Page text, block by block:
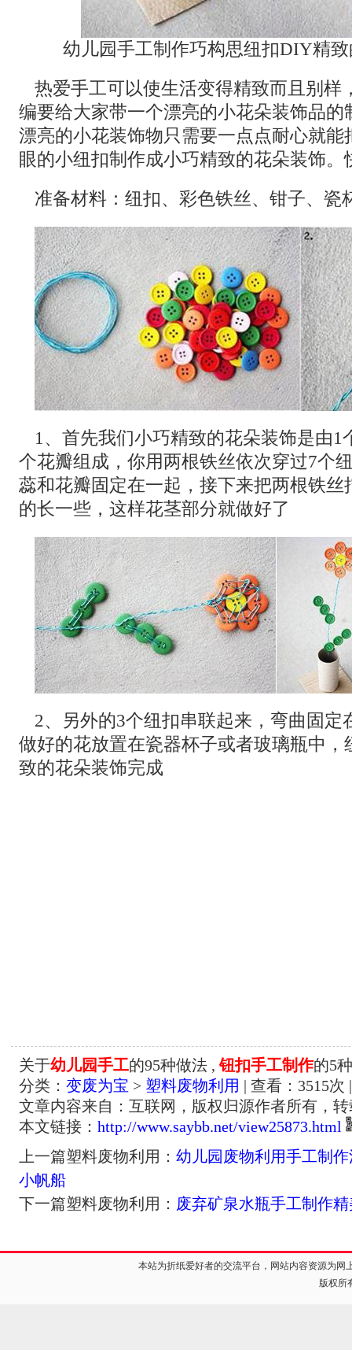
幼儿园手工制作巧构思纽扣DIY精
热爱手工可以使生活变得精致而且别样
编要给大家带一个漂亮的小花朵装饰品的
漂亮的小花装饰物只需要一点点耐心就能
眼的小纽扣制作成小巧精致的花朵装饰。
准备材料：纽扣、彩色铁丝、钳子、瓷
1、首先我们小巧精致的花朵装饰是由1
个花瓣组成，你用两根铁丝依次穿过7个
蕊和花瓣固定在一起，接下来把两根铁丝
的长一些，这样花茎部分就做好了
2、另外的3个纽扣串联起来，弯曲固定
做好的花放置在瓷器杯子或者玻璃瓶中，
致的花朵装饰完成
关于幼儿园手工的95种做法 ,钮扣手工制作的5
分类： 变废为宝 > 塑料废物利用 | 查看： 3515次
文章内容来自：互联网，版权归源作者所有，
本文链接： http://www.saybb.net/view25873.html
上一篇塑料废物利用： 幼儿园废物利用手工制
小帆船
下一篇塑料废物利用： 废弃矿泉水瓶手工制作
本站为折纸爱好者的交流平台，网站内容资源为
版权所